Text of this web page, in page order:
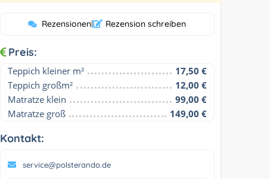
Rezensionen| Rezension schreiben
Preis:
Teppich kleiner m²
17,50 €
Teppich großm²
12,00 €
Matratze klein
99,00 €
Matratze groß
149,00 €
Kontakt:
service@polsterando.de